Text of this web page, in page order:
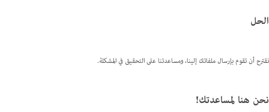
الحل
نقترح أن تقوم بإرسال ملفاتك إلينا، ومساعدتنا على التحقيق في المشكلة.
نحن هنا لمساعدتك!